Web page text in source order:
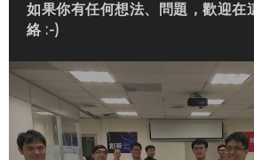
如果你有任何想法、問題，歡迎在
絡 :-)